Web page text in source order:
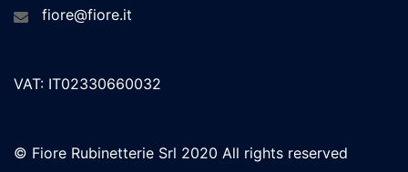
fiore@fiore.it
VAT: IT02330660032
© Fiore Rubinetterie Srl 2020 All rights reserved